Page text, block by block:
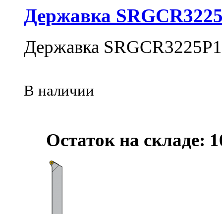
Державка
Державка
В наличии
Остаток на складе: